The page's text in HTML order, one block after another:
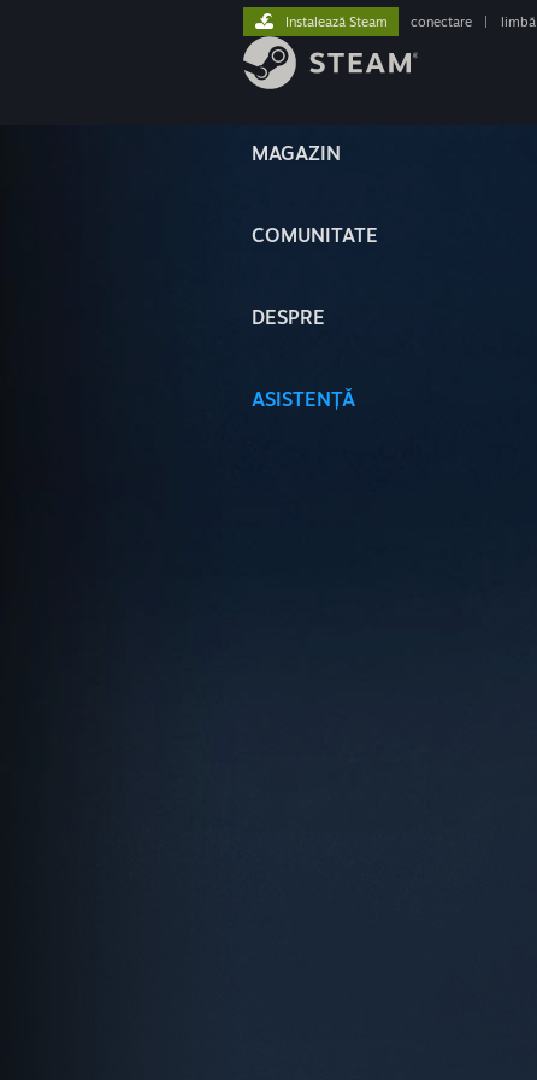
MAGAZIN
COMUNITATE
DESPRE
ASISTENȚĂ
Instalează Steam conectare limbă